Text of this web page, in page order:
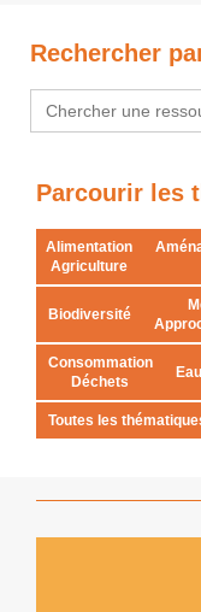
Rechercher
Search
for:
Parcourir les
Alimentation
Agriculture
Biodiversité
Consommation
Déchets
Eau
Toutes les